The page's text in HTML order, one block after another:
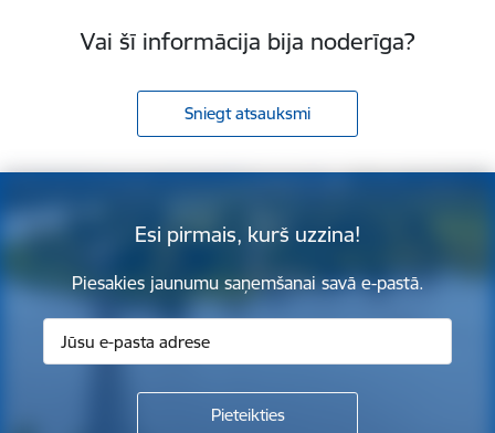
Vai šī informācija bija noderīga?
Sniegt atsauksmi
Esi pirmais, kurš uzzina!
Piesakies jaunumu saņemšanai savā e-pastā.